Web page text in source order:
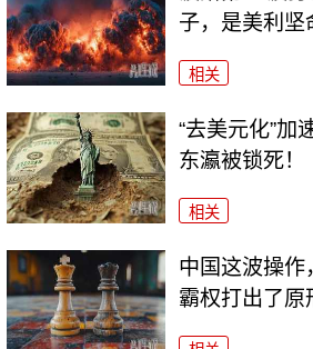
子，是美利坚
相关
“去美元化”加
东瀛被锁死！
相关
中国这波操作
霸权打出了原